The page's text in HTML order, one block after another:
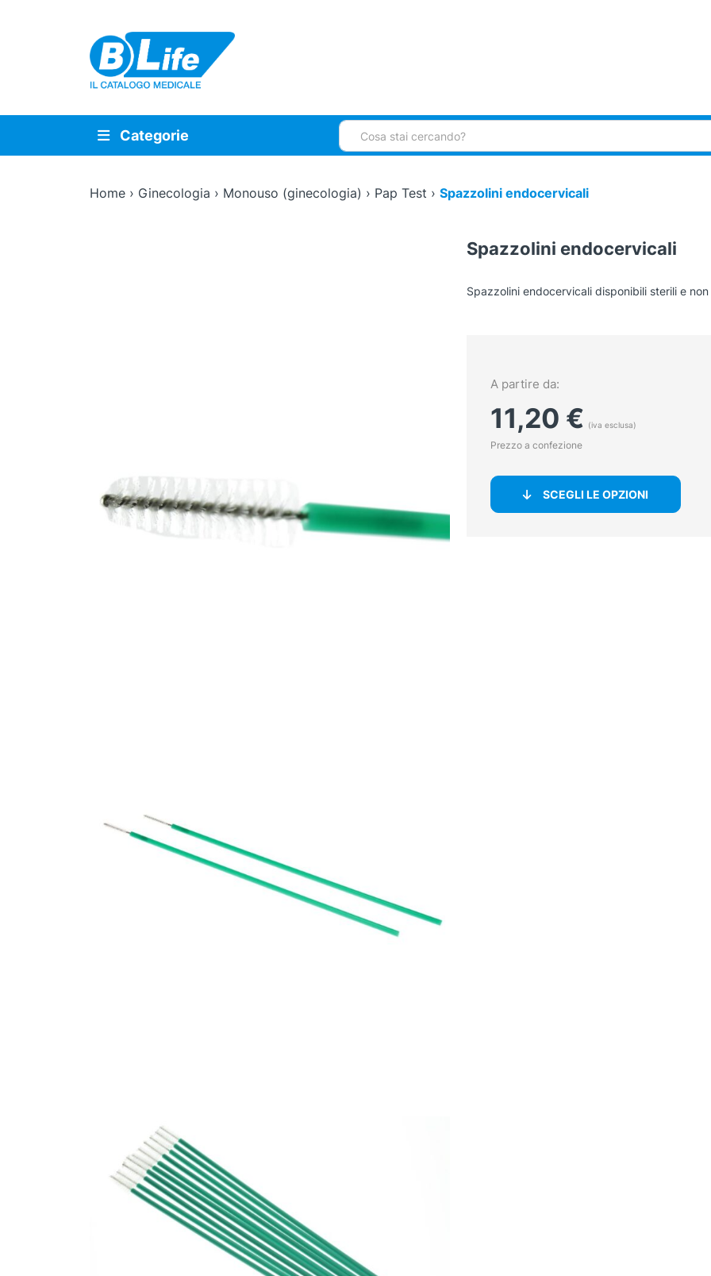
Vai al contenuto principale
Categorie Cerca:
Home› Ginecologia › Monouso (ginecologia) › Pap Test › Spazzolini endocervicali
Spazzolini endocervicali
Spazzolini endocervicali disponibili sterili e non
A partire da:
11,20 € (iva esclusa)
Prezzo a confezione
SCEGLI LE OPZIONI